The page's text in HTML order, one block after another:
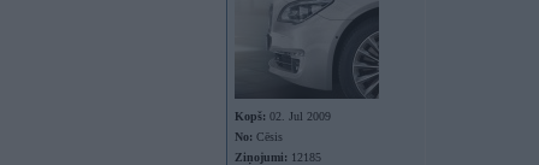
Kopš: 02. Jul 2009
No: Cēsis
Ziņojumi: 12185